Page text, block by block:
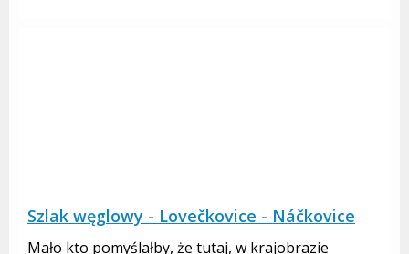
Szlak węglowy - Lovečkovice - Náčkovice
Mało kto pomyślałby, że tutaj, w krajobrazie